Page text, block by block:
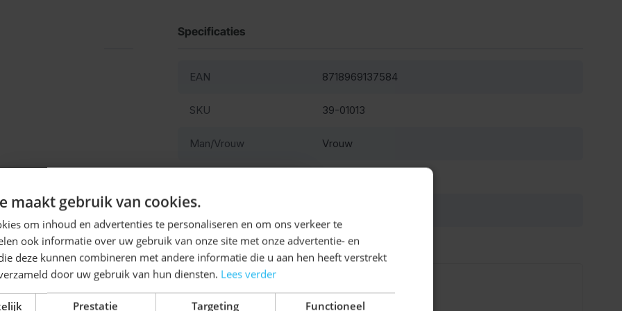
Specificaties
EAN 8718969137584
SKU 39-01013
Man/Vrouw Vrouw
Materiaal
maakt gebruik van cookies.
om inhoud en advertenties te personaliseren en om ons verkeer te
ook informatie over uw gebruik van onze site met onze advertentie- en
deze kunnen combineren met andere informatie die u aan hen heeft verstrekt
door uw gebruik van hun diensten. Lees verder
Prestatie Targeting Functioneel
Ontvang5%
KORTING!
Schrijf je nu in voor de nieuwsbrief en ontvang toegang
tot exclusieve kortingen!
Voor- en achternaam